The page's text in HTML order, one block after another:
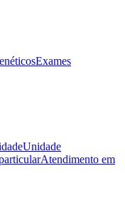
Exames
Unidade
Atendimento em